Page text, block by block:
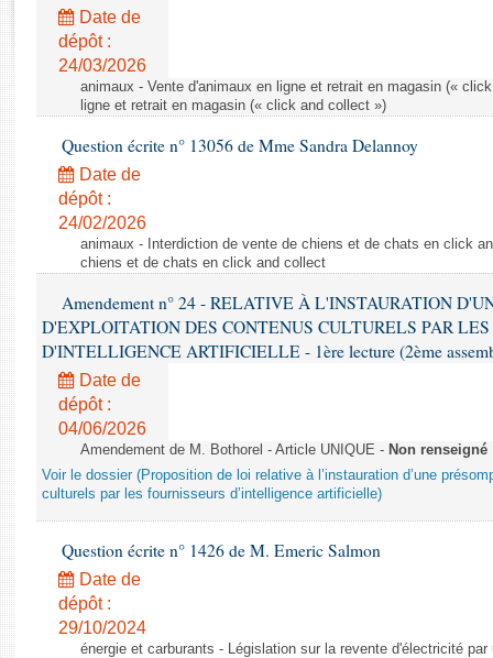
Rapports législatifs
Rapports sur l'application des lois
Baromètre de l’application des lois
Dossiers législatifs
Budget et sécurité sociale
Questions écrites et orales
Comptes rendus des débats
Date de
dépôt :
24/03/2026
animaux - Vente d'animaux en ligne et retrait en magasin («
ligne et retrait en magasin (« click and collect »)
Question écrite n° 13056 de Mme Sandra Delannoy
Date de
dépôt :
24/02/2026
animaux - Interdiction de vente de chiens et de chats en click
chiens et de chats en click and collect
Amendement n° 24 - RELATIVE À L'INSTAURATION
D'EXPLOITATION DES CONTENUS CULTURELS PAR LES
D'INTELLIGENCE ARTIFICIELLE - 1ère lecture (2ème
Date de
dépôt :
04/06/2026
Amendement de M. Bothorel - Article UNIQUE - Non renseigné
Voir le dossier (Proposition de loi relative à l’instauration d’une
culturels par les fournisseurs d’intelligence artificielle)
Question écrite n° 1426 de M. Emeric Salmon
Date de
dépôt :
29/10/2024
énergie et carburants - Législation sur la revente d'électricité